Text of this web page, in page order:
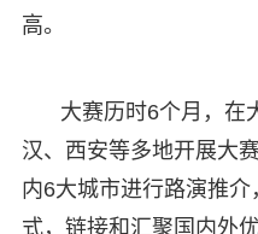
高。
大赛历时6个月，在
汉、西安等多地开展大
内6大城市进行路演推介
式，链接和汇聚国内外